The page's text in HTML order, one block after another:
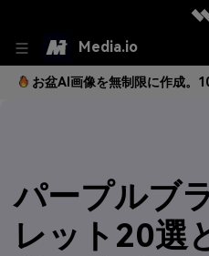
Media.io
お盆AI画像を無制限に作成。
パープルブ
レット20選